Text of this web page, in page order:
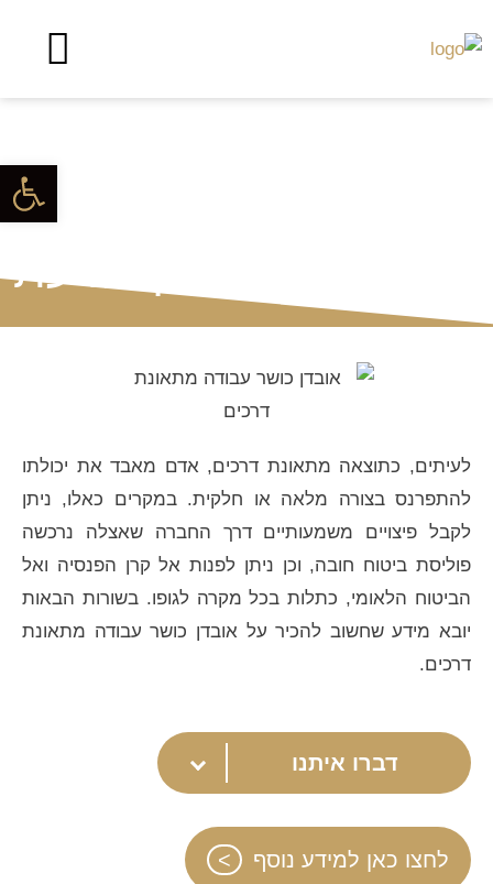
תאונת דרכים – מהו
התהליך ומה צריך לדעת
לעיתים, כתוצאה מתאונת דרכים, אדם מאבד את יכולתו
להתפרנס בצורה מלאה או חלקית. במקרים כאלו, ניתן
לקבל פיצויים משמעותיים דרך החברה שאצלה נרכשה
פוליסת ביטוח חובה, וכן ניתן לפנות אל קרן הפנסיה ואל
הביטוח הלאומי, כתלות בכל מקרה לגופו. בשורות הבאות
יובא מידע שחשוב להכיר על אובדן כושר עבודה מתאונת
דרכים.
דברו איתנו
לחצו כאן למידע נוסף
פתח